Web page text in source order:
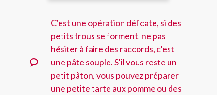
C'est une opération délicate, si des
petits trous se forment, ne pas
hésiter à faire des raccords, c'est
une pâte souple. S'il vous reste un
petit pâton, vous pouvez préparer
une petite tarte aux pomme ou des